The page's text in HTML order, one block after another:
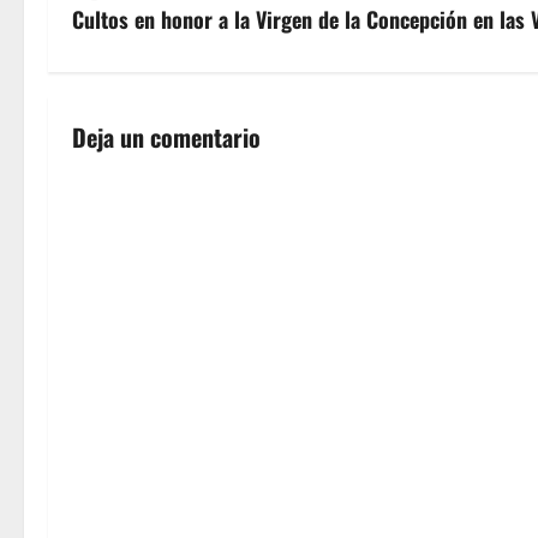
v
g
Cultos en honor a la Virgen de la Concepción en las
Deja un comentario